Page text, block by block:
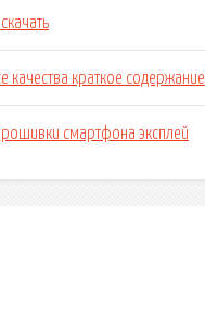
качества краткое содержание
смартфона эксплей